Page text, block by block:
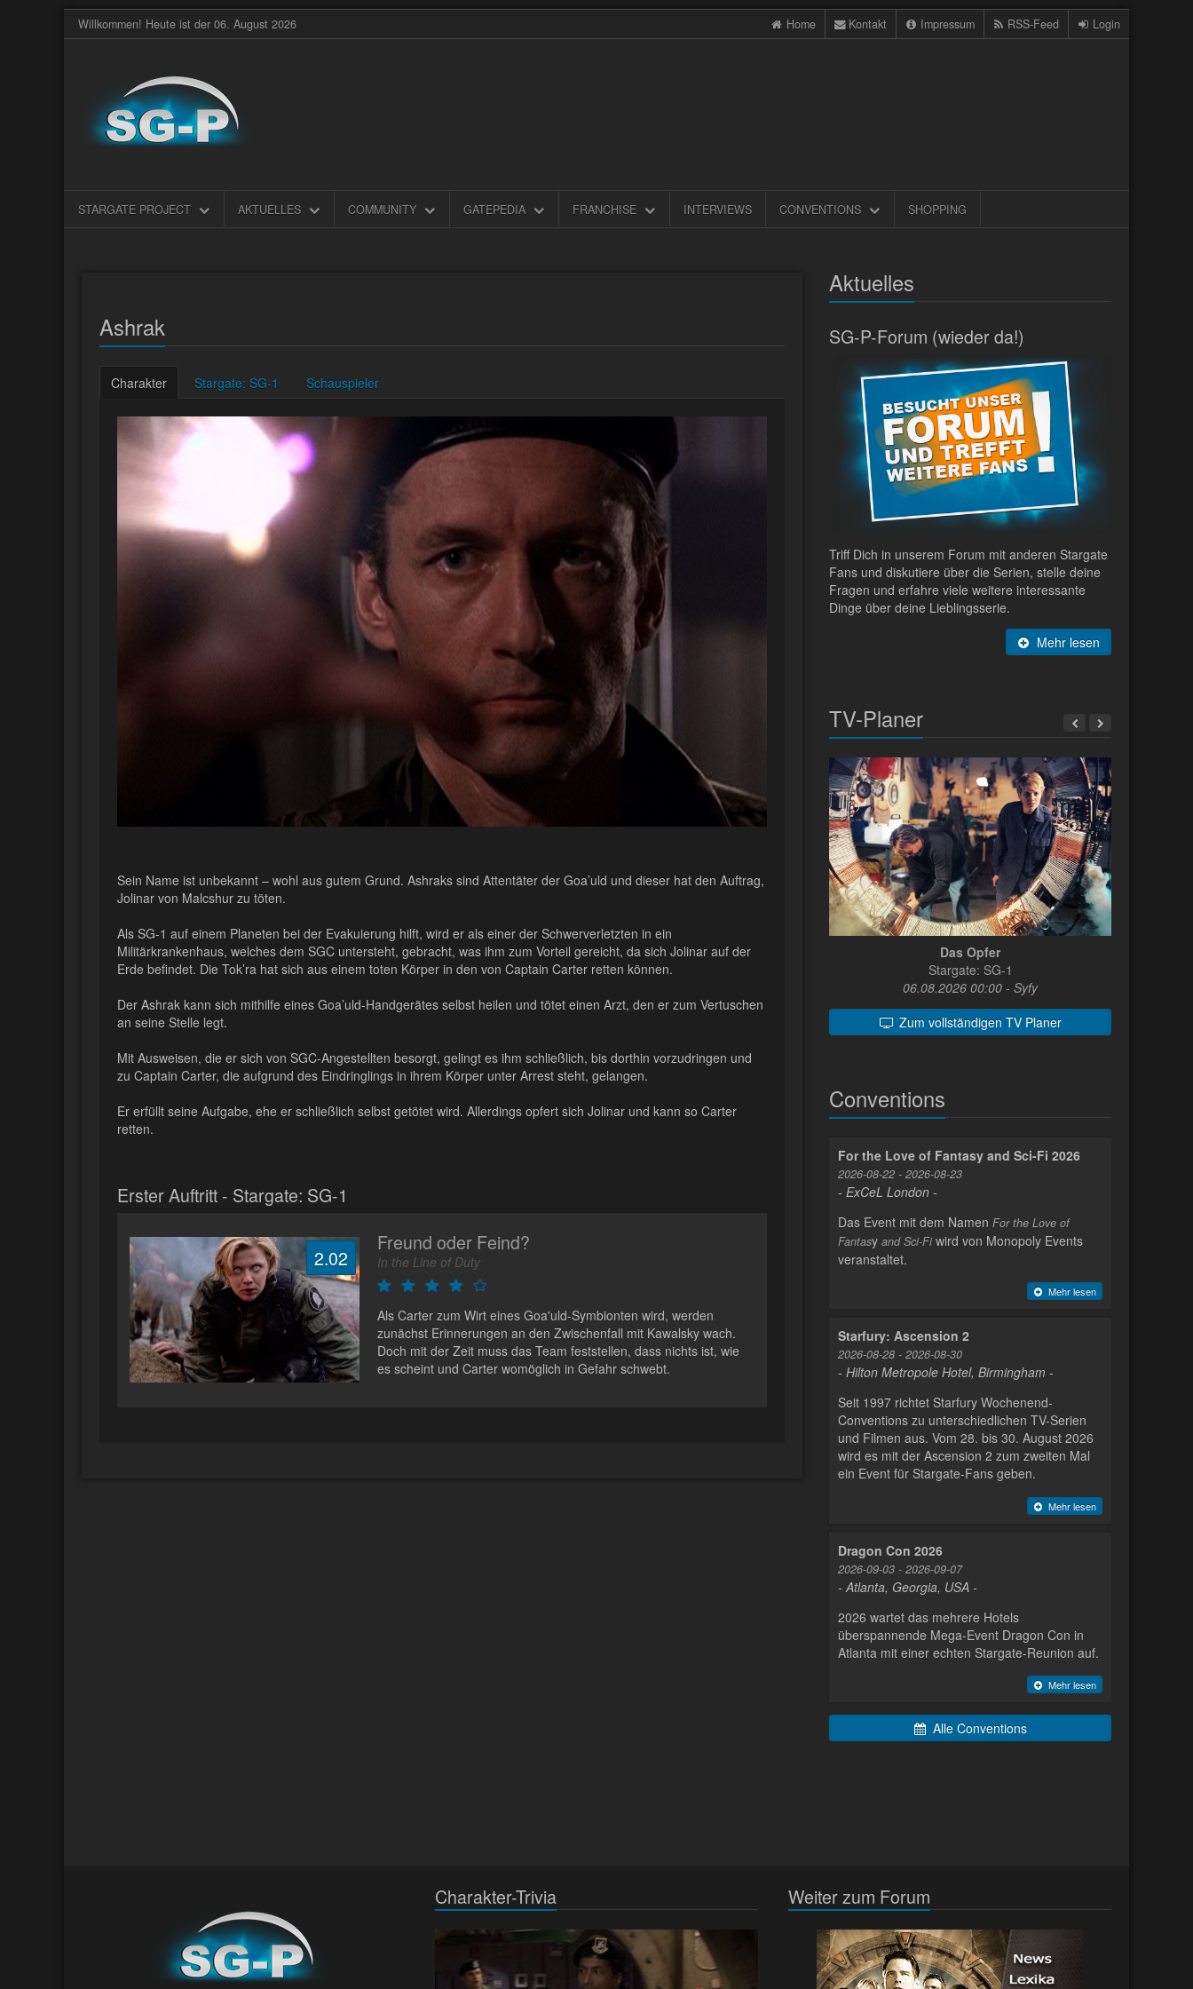
Willkommen! Heute ist der 06. August 2026 Home Kontakt Impressum RSS-Feed Login
STARGATE PROJECT AKTUELLES COMMUNITY GATEPEDIA FRANCHISE INTERVIEWS CONVENTIONS SHOPPING
Ashrak
Charakter Stargate: SG-1 Schauspieler
Sein Name ist unbekannt – wohl aus gutem Grund. Ashraks sind Attentäter der Goa’uld und dieser hat den Auftrag,
Jolinar von Malcshur zu töten.
Als SG-1 auf einem Planeten bei der Evakuierung hilft, wird er als einer der Schwerverletzten in ein
Militärkrankenhaus, welches dem SGC untersteht, gebracht, was ihm zum Vorteil gereicht, da sich Jolinar auf der
Erde befindet. Die Tok’ra hat sich aus einem toten Körper in den von Captain Carter retten können.
Der Ashrak kann sich mithilfe eines Goa’uld-Handgerätes selbst heilen und tötet einen Arzt, den er zum Vertuschen
an seine Stelle legt.
Mit Ausweisen, die er sich von SGC-Angestellten besorgt, gelingt es ihm schließlich, bis dorthin vorzudringen und
zu Captain Carter, die aufgrund des Eindringlings in ihrem Körper unter Arrest steht, gelangen.
Er erfüllt seine Aufgabe, ehe er schließlich selbst getötet wird. Allerdings opfert sich Jolinar und kann so Carter
retten.
Erster Auftritt - Stargate: SG-1
2.02
Freund oder Feind?
In the Line of Duty
Als Carter zum Wirt eines Goa'uld-Symbionten wird, werden
zunächst Erinnerungen an den Zwischenfall mit Kawalsky wach.
Doch mit der Zeit muss das Team feststellen, dass nichts ist, wie
es scheint und Carter womöglich in Gefahr schwebt.
Aktuelles
SG-P-Forum (wieder da!)
Triff Dich in unserem Forum mit anderen Stargate
Fans und diskutiere über die Serien, stelle deine
Fragen und erfahre viele weitere interessante
Dinge über deine Lieblingsserie.
Mehr lesen
TV-Planer
Das Opfer
Stargate: SG-1
06.08.2026 00:00 - Syfy
Zum vollständigen TV Planer
Conventions
For the Love of Fantasy and Sci-Fi 2026
2026-08-22 - 2026-08-23
- ExCeL London -
Das Event mit dem Namen For the Love of
Fantasy and Sci-Fi wird von Monopoly Events
veranstaltet.
Mehr lesen
Starfury: Ascension 2
2026-08-28 - 2026-08-30
- Hilton Metropole Hotel, Birmingham -
Seit 1997 richtet Starfury Wochenend-
Conventions zu unterschiedlichen TV-Serien
und Filmen aus. Vom 28. bis 30. August 2026
wird es mit der Ascension 2 zum zweiten Mal
ein Event für Stargate-Fans geben.
Mehr lesen
Dragon Con 2026
2026-09-03 - 2026-09-07
- Atlanta, Georgia, USA -
2026 wartet das mehrere Hotels
überspannende Mega-Event Dragon Con in
Atlanta mit einer echten Stargate-Reunion auf.
Mehr lesen
Alle Conventions
Charakter-Trivia Weiter zum Forum